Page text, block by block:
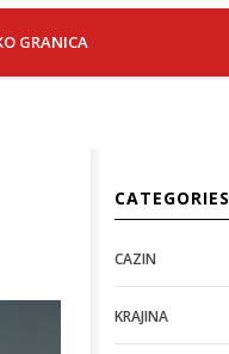
GRANICA
CATEGORIES
CAZIN
KRAJINA